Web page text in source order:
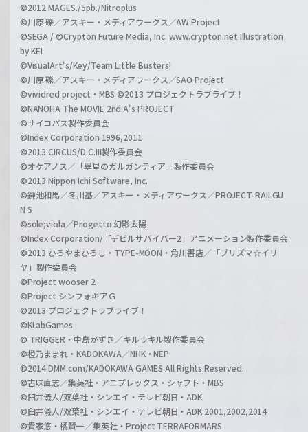
©2012 MAGES./5pb./Nitroplus
©川原 礫／アスキー・メディアワークス／AW Project
©SEGA / ©Crypton Future Media, Inc. www.crypton.net Illustration
by KEI
©VisualArt's/Key/Team Little Busters!
©川原 礫／アスキー・メディアワークス／SAO Project
©vividred project・MBS ©2013 プロジェクトラブライブ！
©NANOHA The MOVIE 2nd A's PROJECT
©サイコパス製作委員会
©Index Corporation 1996,2011
©2013 CIRCUS/D.C.III製作委員会
©オケアノス／「翠星のガルガンティア」製作委員会
©2013 Nippon Ichi Software, Inc.
©鎌池和馬／冬川基／アスキー・メディアワークス／PROJECT-RAILGU
N S
©sole;viola／Progetto 幻影太陽
©Index Corporation/「デビルサバイバー2」アニメーション製作委員会
©2013 ひろやまひろし・TYPE-MOON・角川書店／「プリズマ☆イリ
ヤ」製作委員会
©Project wooser 2
©Project シンフォギアＧ
©2013 プロジェクトラブライブ！
©KLabGames
© TRIGGER・中島かずき／キルラキル製作委員会
©橙乃ままれ・KADOKAWA／NHK・NEP
©2014 DMM.com/KADOKAWA GAMES All Rights Reserved.
©古味直志／集英社・アニプレックス・シャフト・MBS
©臼井儀人/双葉社・シンエイ・テレビ朝日・ADK
©臼井儀人/双葉社・シンエイ・テレビ朝日・ADK 2001,2002,2014
©貴家悠・橘賢一／集英社・Project TERRAFORMARS